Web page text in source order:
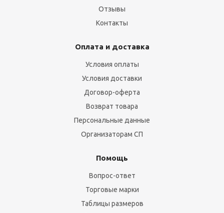
Отзывы
Контакты
Оплата и доставка
Условия оплаты
Условия доставки
Договор-оферта
Возврат товара
Персональные данные
Организаторам СП
Помощь
Вопрос-ответ
Торговые марки
Таблицы размеров